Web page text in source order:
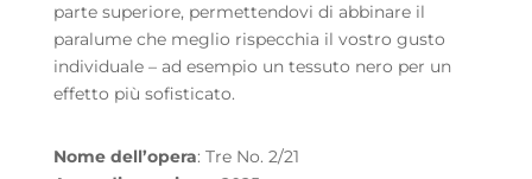
parte superiore, permettendovi di abbinare il
paralume che meglio rispecchia il vostro gusto
individuale – ad esempio un tessuto nero per un
effetto più sofisticato.
Nome dell’opera: Tre No. 2/21